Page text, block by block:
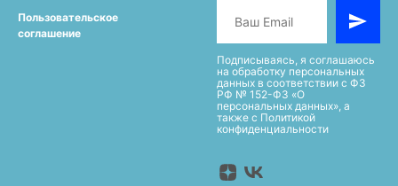
Пользовательское
соглашение
Подписываясь, я соглашаюсь
на обработку персональных
данных в соответствии с ФЗ
РФ № 152-ФЗ «О
персональных данных», а
также с Политикой
конфиденциальности